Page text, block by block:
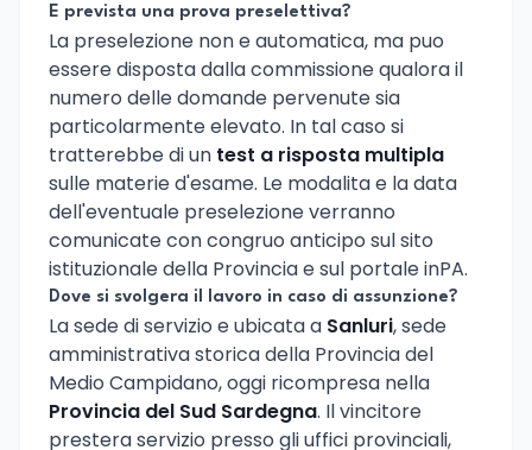
E prevista una prova preselettiva?
La preselezione non e automatica, ma puo
essere disposta dalla commissione qualora il
numero delle domande pervenute sia
particolarmente elevato. In tal caso si
tratterebbe di un test a risposta multipla
sulle materie d'esame. Le modalita e la data
dell'eventuale preselezione verranno
comunicate con congruo anticipo sul sito
istituzionale della Provincia e sul portale inPA.
Dove si svolgera il lavoro in caso di assunzione?
La sede di servizio e ubicata a Sanluri, sede
amministrativa storica della Provincia del
Medio Campidano, oggi ricompresa nella
Provincia del Sud Sardegna. Il vincitore
prestera servizio presso gli uffici provinciali,